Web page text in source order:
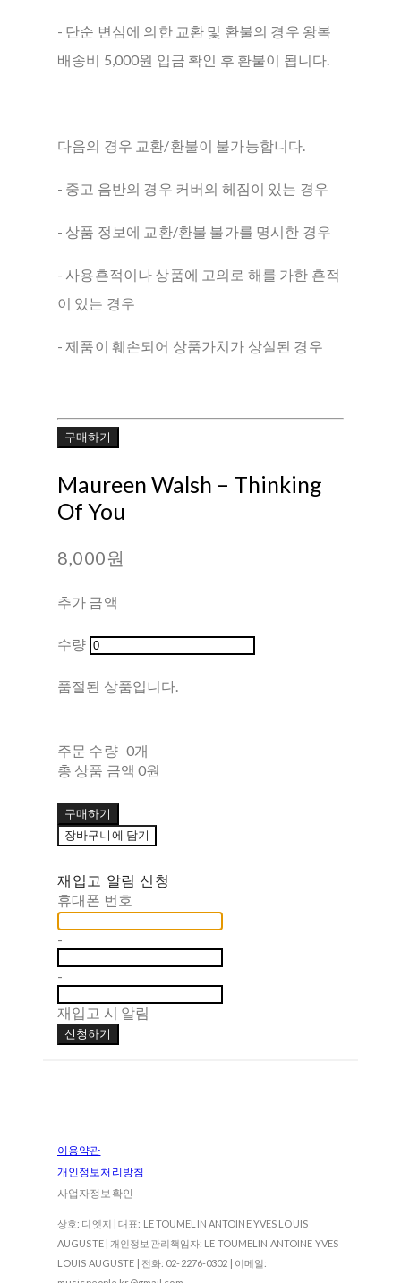
- 단순 변심에 의한 교환 및 환불의 경우 왕복
배송비 5,000원 입금 확인 후 환불이 됩니다.
다음의 경우 교환/환불이 불가능합니다.
- 중고 음반의 경우 커버의 헤짐이 있는 경우
- 상품 정보에 교환/환불 불가를 명시한 경우
- 사용흔적이나 상품에 고의로 해를 가한 흔적
이 있는 경우
- 제품이 훼손되어 상품가치가 상실된 경우
구매하기
Maureen Walsh – Thinking
Of You
8,000원
추가 금액
수량
품절된 상품입니다.
주문 수량 0개
총 상품 금액 0원
구매하기
장바구니에 담기
재입고 알림 신청
휴대폰 번호
-
-
재입고 시 알림
신청하기
이용약관
개인정보처리방침
사업자정보확인
상호: 디엣지 | 대표: LE TOUMELIN ANTOINE YVES LOUIS
AUGUSTE | 개인정보관리책임자: LE TOUMELIN ANTOINE YVES
LOUIS AUGUSTE | 전화: 02-2276-0302 | 이메일: